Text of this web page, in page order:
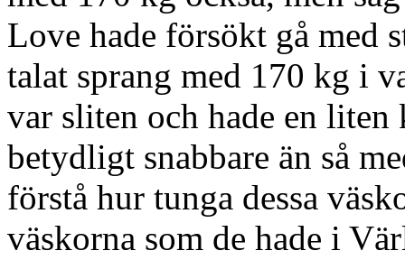
Love hade försökt gå med
talat sprang med 170 kg i
var sliten och hade en liten
betydligt snabbare än så
förstå hur tunga dessa
väskorna som de hade i